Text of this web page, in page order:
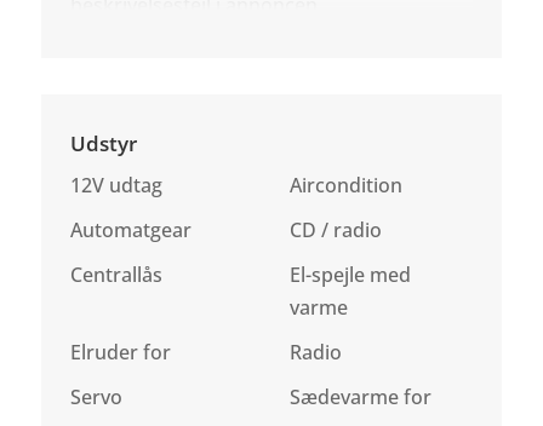
Udstyr
12V udtag
Aircondition
Automatgear
CD / radio
Centrallås
El-spejle med
varme
Elruder for
Radio
Servo
Sædevarme for